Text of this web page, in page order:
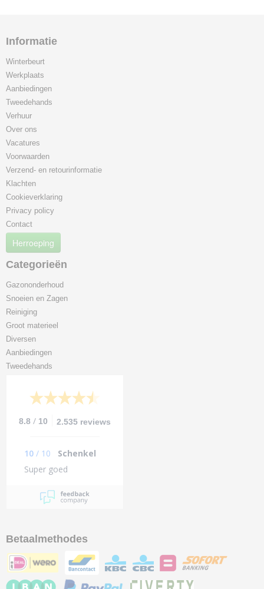
Informatie
Winterbeurt
Werkplaats
Aanbiedingen
Tweedehands
Verhuur
Over ons
Vacatures
Voorwaarden
Verzend- en retourinformatie
Klachten
Cookieverklaring
Privacy policy
Contact
Herroeping
Categorieën
Gazononderhoud
Snoeien en Zagen
Reiniging
Groot materieel
Diversen
Aanbiedingen
Tweedehands
8.8 / 10 2.535 reviews
10 / 10
Schenkel
Super goed
Betaalmethodes